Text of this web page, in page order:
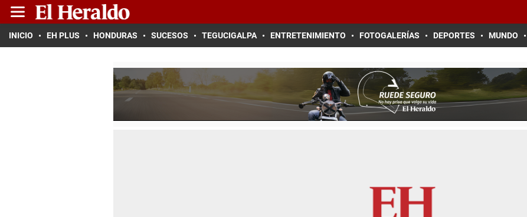
INICIO EH PLUS HONDURAS SUCESOS TEGUCIGALPA ENTRETENIMIENTO FOTOGALERÍAS DEPORTES MUNDO